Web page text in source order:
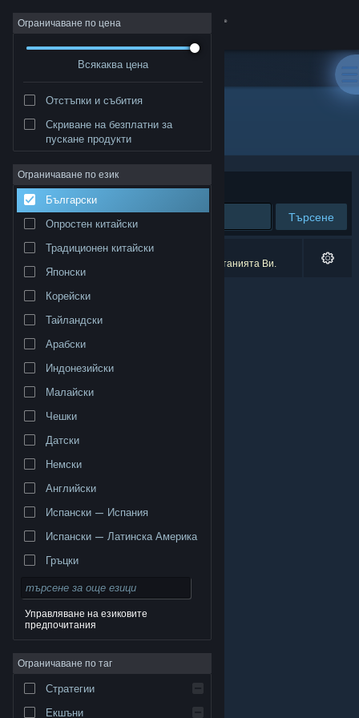
Вписване
Относно
Поддръжка
Смяна на езика
търговски марки принадлежат на съответните им
собственици в САЩ и други страни.
поверителност|Юридическа информация|
Достъпност|Условия за ползване на Steam
Възстановявания|Бисквитки
Ограничаване по цена
Всякаква цена
Отстъпки и събития
Скриване на безплатни за
пускане продукти
Ограничаване по език
Български
Опростен китайски
Традиционен китайски
Японски
Корейски
Тайландски
Арабски
Индонезийски
Малайски
Чешки
Датски
Немски
Английски
Испански — Испания
Испански — Латинска Америка
Гръцки
Управляване на езиковите
предпочитания
Ограничаване по таг
Стратегии
Екшъни
Разработчик: Wavesurf Studio
Сортиране по Съответстване
Търсене
0 резултата съответстват на търсенето Ви.
2 заглавия бяха изключени спрямо предпочитанията Ви.